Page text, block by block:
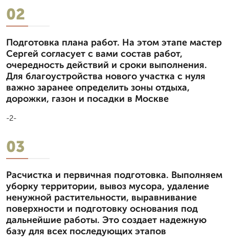
02
Подготовка плана работ. На этом этапе мастер
Сергей согласует с вами состав работ,
очередность действий и сроки выполнения.
Для благоустройства нового участка с нуля
важно заранее определить зоны отдыха,
дорожки, газон и посадки в Москве
-2-
03
Расчистка и первичная подготовка. Выполняем
уборку территории, вывоз мусора, удаление
ненужной растительности, выравнивание
поверхности и подготовку основания под
дальнейшие работы. Это создает надежную
базу для всех последующих этапов